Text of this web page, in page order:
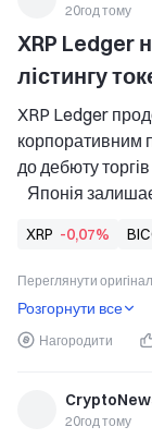
20год тому
XRP Ledger
лістингу
XRP Ledger
корпоративним
до дебюту
Японія
і технологічних
Лістинг REAL
ринок
XRP -0,07%
Переглянути оригінал
Розгорнути все
Нагородити
20год тому